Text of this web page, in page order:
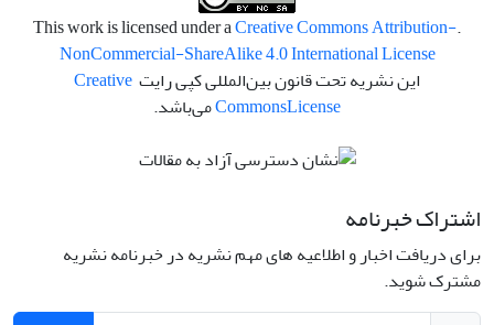
.This work is licensed under a
Creative Commons Attribution-
NonCommercial-ShareAlike 4.0 International License
این نشریه تحت قانون بین‌المللی کپی رایت Creative
CommonsLicense می‌باشد.
اشتراک خبرنامه
برای دریافت اخبار و اطلاعیه های مهم نشریه در خبرنامه نشریه
مشترک شوید.